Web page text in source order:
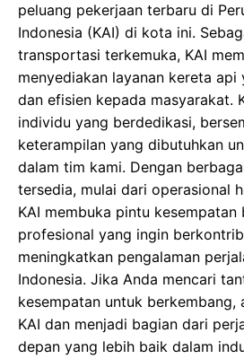
peluang pekerjaan terbaru di
Indonesia (KAI) di kota ini.
transportasi terkemuka, KAI
menyediakan layanan kereta api
dan efisien kepada masyarakat.
individu yang berdedikasi,
keterampilan yang dibutuhkan
dalam tim kami. Dengan
tersedia, mulai dari operasional
KAI membuka pintu kesempatan
profesional yang ingin
meningkatkan pengalaman
Indonesia. Jika Anda mencari
kesempatan untuk berkembang,
KAI dan menjadi bagian dari
depan yang lebih baik dalam